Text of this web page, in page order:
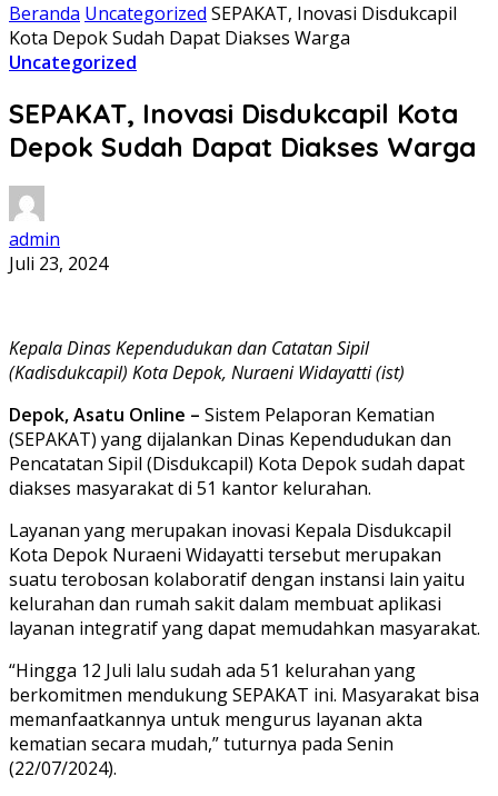
Beranda Uncategorized SEPAKAT, Inovasi Disdukcapil
Kota Depok Sudah Dapat Diakses Warga
Uncategorized
SEPAKAT, Inovasi Disdukcapil Kota
Depok Sudah Dapat Diakses Warga
admin
Juli 23, 2024
Kepala Dinas Kependudukan dan Catatan Sipil
(Kadisdukcapil) Kota Depok, Nuraeni Widayatti (ist)
Depok, Asatu Online – Sistem Pelaporan Kematian
(SEPAKAT) yang dijalankan Dinas Kependudukan dan
Pencatatan Sipil (Disdukcapil) Kota Depok sudah dapat
diakses masyarakat di 51 kantor kelurahan.
Layanan yang merupakan inovasi Kepala Disdukcapil
Kota Depok Nuraeni Widayatti tersebut merupakan
suatu terobosan kolaboratif dengan instansi lain yaitu
kelurahan dan rumah sakit dalam membuat aplikasi
layanan integratif yang dapat memudahkan masyarakat.
“Hingga 12 Juli lalu sudah ada 51 kelurahan yang
berkomitmen mendukung SEPAKAT ini. Masyarakat bisa
memanfaatkannya untuk mengurus layanan akta
kematian secara mudah,” tuturnya pada Senin
(22/07/2024).